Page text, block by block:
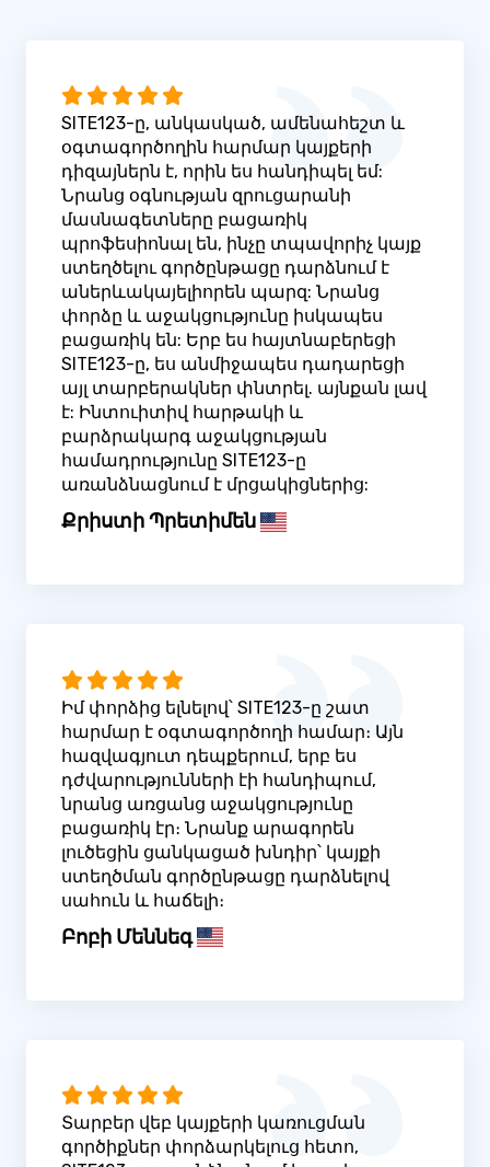
SITE123-ը, անկասկած, ամենահեշտ և
օգտագործողին հարմար կայքերի
դիզայներն է, որին ես հանդիպել եմ:
Նրանց օգնության զրուցարանի
մասնագետները բացառիկ
պրոֆեսիոնալ են, ինչը տպավորիչ կայք
ստեղծելու գործընթացը դարձնում է
աներևակայելիորեն պարզ: Նրանց
փորձը և աջակցությունը իսկապես
բացառիկ են: Երբ ես հայտնաբերեցի
SITE123-ը, ես անմիջապես դադարեցի
այլ տարբերակներ փնտրել. այնքան լավ
է: Ինտուիտիվ հարթակի և
բարձրակարգ աջակցության
համադրությունը SITE123-ը
առանձնացնում է մրցակիցներից:
Քրիստի Պրետիմեն
Իմ փորձից ելնելով՝ SITE123-ը շատ
հարմար է օգտագործողի համար։ Այն
հազվագյուտ դեպքերում, երբ ես
դժվարությունների էի հանդիպում,
նրանց առցանց աջակցությունը
բացառիկ էր։ Նրանք արագորեն
լուծեցին ցանկացած խնդիր՝ կայքի
ստեղծման գործընթացը դարձնելով
սահուն և հաճելի։
Բոբի Մեննեգ
Տարբեր վեբ կայքերի կառուցման
գործիքներ փորձարկելուց հետո,